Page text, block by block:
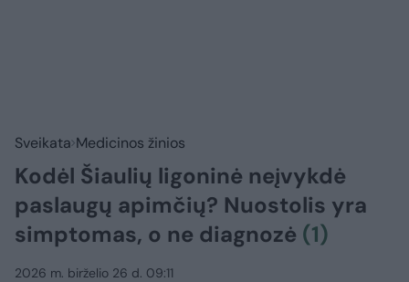
Sveikata Medicinos žinios
Kodėl Šiaulių ligoninė neįvykdė
paslaugų apimčių? Nuostolis yra
simptomas, o ne diagnozė (1)
2026 m. birželio 26 d. 09:11